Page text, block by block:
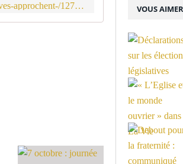
https://www.facebook.com/notes/joc-france/les-l%C3%A9gislatives-approchent-/1272019182897217/ VOUS